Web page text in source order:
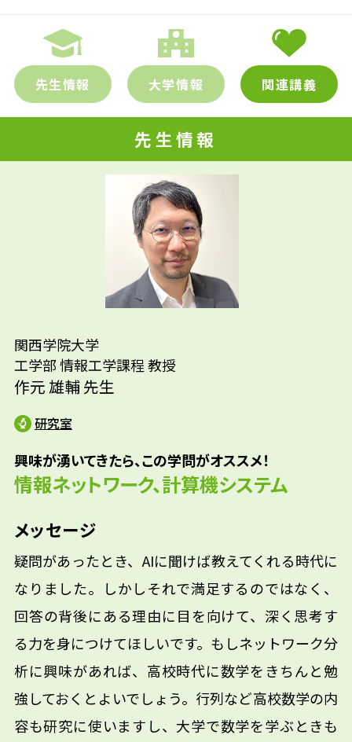
先生情報 大学情報 関連講義
先生情報
関西学院大学
工学部 情報工学課程 教授
作元 雄輔 先生
研究室
興味が湧いてきたら、この学問がオススメ！
情報ネットワーク、計算機システム
メッセージ
疑問があったとき、AIに聞けば教えてくれる時代に
なりました。しかしそれで満足するのではなく、
回答の背後にある理由に目を向けて、深く思考す
る力を身につけてほしいです。もしネットワーク分
析に興味があれば、高校時代に数学をきちんと勉
強しておくとよいでしょう。行列など高校数学の内
容も研究に使いますし、大学で数学を学ぶときも
先生の学問へのきっかけは？
先輩たちはどんな仕事に携わって
いるの？